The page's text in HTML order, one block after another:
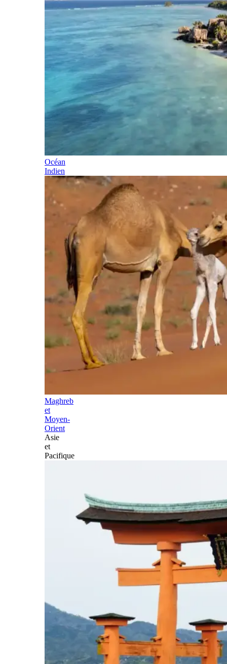
Océan
Indien
Maghreb
et
Moyen-
Orient
Asie
et
Pacifique